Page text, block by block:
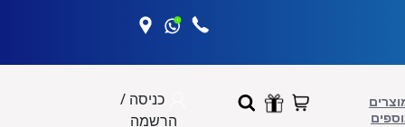
כניסה /
הרשמה